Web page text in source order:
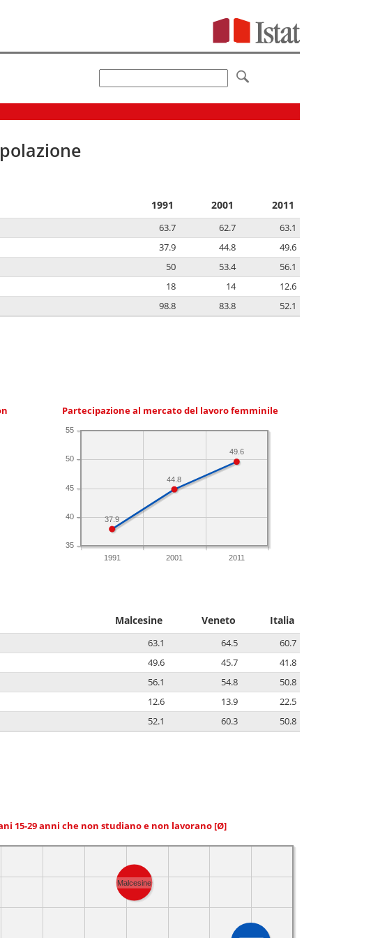
1991 2001 2011
63.7 62.7
63.1
37.9 44.8
49.6
50 53.4
56.1
18 14
12.6
98.8 83.8 52.1
Partecipazione al mercato del lavoro femminile
1991 2001 2011
35
40
45
50
55
49.6
44.8
37.9
Malcesine Veneto Italia
63.1 64.5
60.7
49.6 45.7
41.8
56.1 54.8
50.8
12.6 13.9
22.5
52.1 60.3 50.8
15-29 anni che non studiano e non lavorano [Ø]
Malcesine